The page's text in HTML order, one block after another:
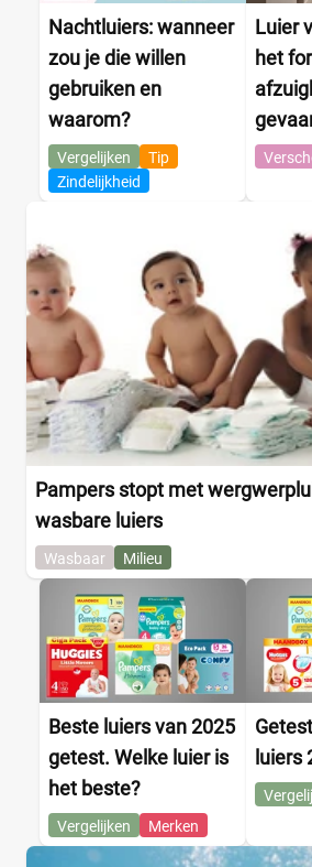
Amazon
Babydrogist
BigGreenSmile
Bol
▼ +9 meer
Nachtluiers: wanneer
zou je die willen
gebruiken en
waarom?
Vergelijken
Tip
Zindelijkheid
Luier
het
Pampers stopt met
wasbare luiers
Wasbaar Milieu
Beste luiers van 2025
getest. Welke luier is
het beste?
Vergelijken Merken
luiers